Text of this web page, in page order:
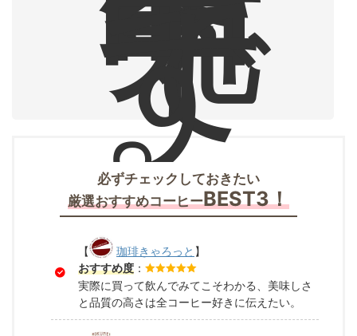
で
す
。
必ずチェックしておきたい
厳選おすすめコーヒーBEST3！
【 珈琲きゃろっと 】
おすすめ度 ：
実際に買って飲んでみてこそわかる、美味しさ
と品質の高さは全コーヒー好きに伝えたい。